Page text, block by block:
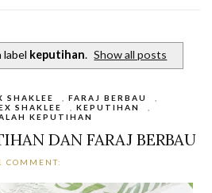
keputihan. Show all posts
SHAKLEE FARAJ BERBAU
SHAKLEE
KEPUTIHAN
KEPUTIHAN
DAN FARAJ BERBAU
COMMENT: